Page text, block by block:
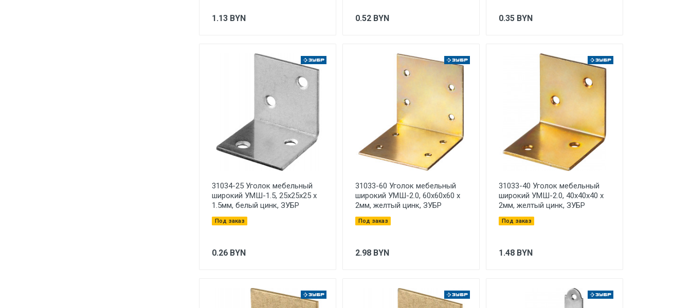
1.13 BYN 0.52 BYN 0.35 BYN
31034-25 Уголок мебельный
широкий УМШ-1.5, 25х25х25 х
1.5мм, белый цинк, ЗУБР
Под заказ
0.26 BYN
31033-60 Уголок мебельный
широкий УМШ-2.0, 60х60х60 х
2мм, желтый цинк, ЗУБР
Под заказ
2.98 BYN
31033-40 Уголок мебельный
широкий УМШ-2.0, 40х40х40 х
2мм, желтый цинк, ЗУБР
Под заказ
1.48 BYN